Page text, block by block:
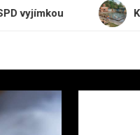
Koupaliště U